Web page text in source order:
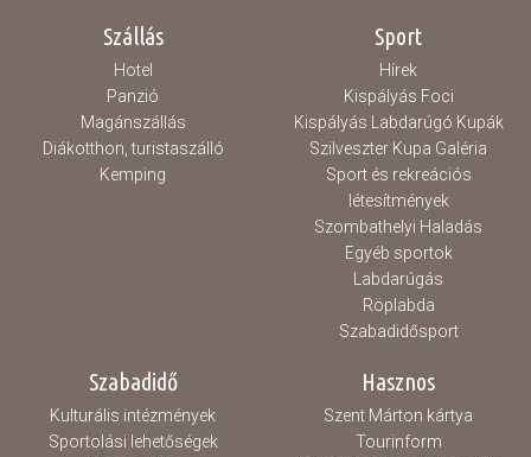
Szállás
Hotel
Panzió
Magánszállás
Diákotthon, turistaszálló
Kemping
Sport
Hírek
Kispályás Foci
Kispályás Labdarúgó Kupák
Szilveszter Kupa Galéria
Sport és rekreációs
létesítmények
Szombathelyi Haladás
Egyéb sportok
Labdarúgás
Röplabda
Szabadidősport
Szabadidő
Kulturális intézmények
Sportolási lehetőségek
Hasznos
Szent Márton kártya
Tourinform